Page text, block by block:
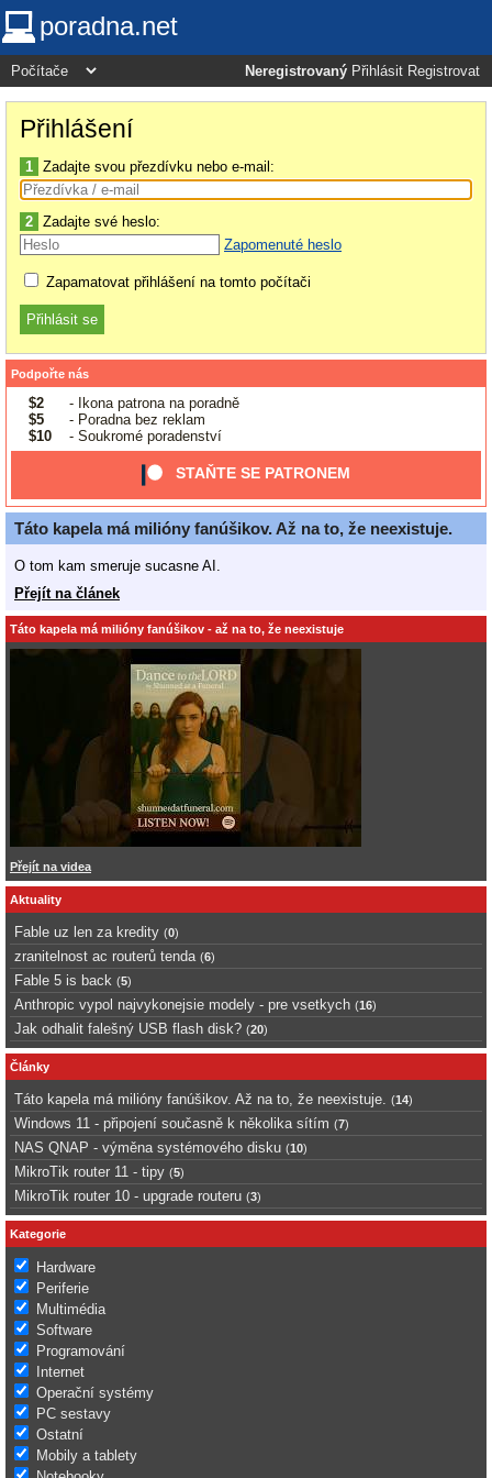
poradna.net
Neregistrovaný Přihlásit Registrovat
Přihlášení
1 Zadajte svou přezdívku nebo e-mail:
2 Zadajte své heslo:
Zapomenuté heslo
Zapamatovat přihlášení na tomto počítači
Podpořte nás
$2
- Ikona patrona na poradně
$5
- Poradna bez reklam
$10
- Soukromé poradenství
STAŇTE SE PATRONEM
Táto kapela má milióny fanúšikov. Až na to, že neexistuje.
O tom kam smeruje sucasne AI.
Přejít na článek
Táto kapela má milióny fanúšikov - až na to, že neexistuje
Přejít na videa
Aktuality
Fable uz len za kredity (0)
zranitelnost ac routerů tenda (6)
Fable 5 is back (5)
Anthropic vypol najvykonejsie modely - pre vsetkych (16)
Jak odhalit falešný USB flash disk? (20)
Články
Táto kapela má milióny fanúšikov. Až na to, že neexistuje. (14)
Windows 11 - připojení současně k několika sítím (7)
NAS QNAP - výměna systémového disku (10)
MikroTik router 11 - tipy (5)
MikroTik router 10 - upgrade routeru (3)
Kategorie
Hardware
Periferie
Multimédia
Software
Programování
Internet
Operační systémy
PC sestavy
Ostatní
Mobily a tablety